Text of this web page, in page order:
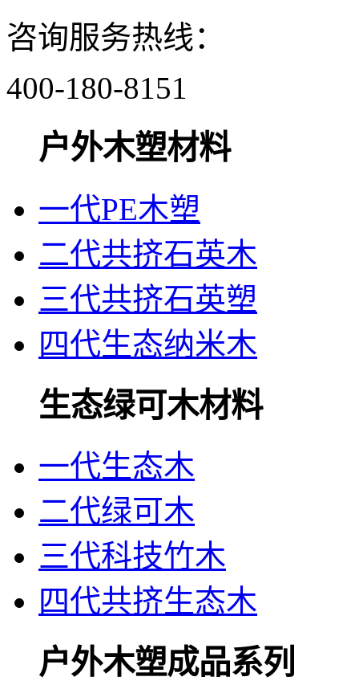
咨询服务热线：
400-180-8151
户外木塑材料
一代PE木塑
二代共挤石英木
三代共挤石英塑
四代生态纳米木
生态绿可木材料
一代生态木
二代绿可木
三代科技竹木
四代共挤生态木
户外木塑成品系列